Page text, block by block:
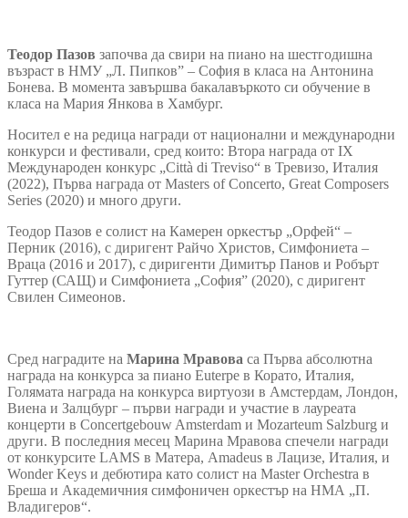
Теодор Пазов започва да свири на пиано на шестгодишна
възраст в НМУ „Л. Пипков” – София в класа на Антонина
Бонева. В момента завършва бакалавъркото си обучение в
класа на Мария Янкова в Хамбург.
Носител е на редица награди от национални и международни
конкурси и фестивали, сред които: Втора награда от IX
Международен конкурс „Città di Treviso“ в Тревизо, Италия
(2022), Първа награда от Masters of Concerto, Great Composers
Series (2020) и много други.
Теодор Пазов е солист на Камерен оркестър „Орфей“ –
Перник (2016), с диригент Райчо Христов, Симфониета –
Враца (2016 и 2017), с диригенти Димитър Панов и Робърт
Гуттер (САЩ) и Симфониета „София” (2020), с диригент
Свилен Симеонов.
Сред наградите на Марина Мравова са Първа абсолютна
награда на конкурса за пиано Euterpe в Корато, Италия,
Голямата награда на конкурса виртуози в Амстердам, Лондон,
Виена и Залцбург – първи награди и участие в лауреата
концерти в Concertgebouw Amsterdam и Mozarteum Salzburg и
други. В последния месец Марина Мравова спечели награди
от конкурсите LAMS в Матера, Amadeus в Лацизе, Италия, и
Wonder Keys и дебютира като солист на Master Orchestra в
Бреша и Академичния симфоничен оркестър на НМА „П.
Владигеров“.